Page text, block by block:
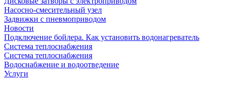
Насосно-смесительный узел
Задвижки с пневмоприводом
Новости
Подключение бойлера. Как установить водонагреватель
Система теплоснабжения
Система теплоснабжения
Водоснабжение и водоотведение
Услуги